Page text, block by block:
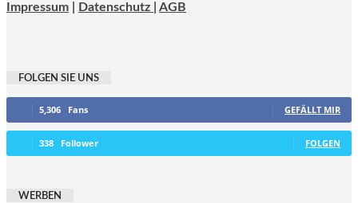
Impressum Datenschutz | AGB
FOLGEN SIE UNS
5,306 Fans GEFÄLLT MIR
338 Follower FOLGEN
WERBEN